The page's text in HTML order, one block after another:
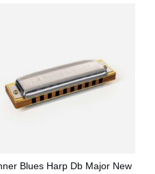
Blues Harp Db Major New